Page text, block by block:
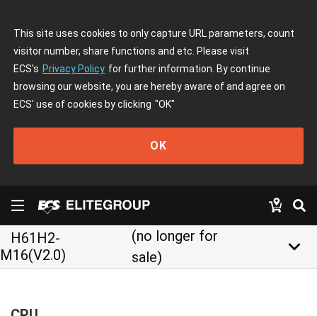
This site uses cookies to only capture URL parameters, count
visitor number, share functions and etc. Please visit
ECS's Privacy Policy for further information. By continue
browsing our website, you are hereby aware of and agree on
ECS' use of cookies by clicking "OK"
OK
H61H2-
M16(V2.0)
(no longer for
sale)
keyboard_arrow_down